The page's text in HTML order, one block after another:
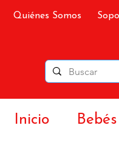
Quiénes Somos
Inicio Bebés